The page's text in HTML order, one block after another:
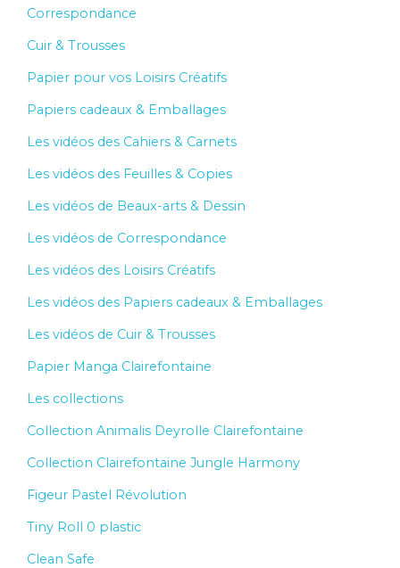
Correspondance
Cuir & Trousses
Papier pour vos Loisirs Créatifs
Papiers cadeaux & Emballages
Les vidéos des Cahiers & Carnets
Les vidéos des Feuilles & Copies
Les vidéos de Beaux-arts & Dessin
Les vidéos de Correspondance
Les vidéos des Loisirs Créatifs
Les vidéos des Papiers cadeaux & Emballages
Les vidéos de Cuir & Trousses
Papier Manga Clairefontaine
Les collections
Collection Animalis Deyrolle Clairefontaine
Collection Clairefontaine Jungle Harmony
Figeur Pastel Révolution
Tiny Roll 0 plastic
Clean Safe